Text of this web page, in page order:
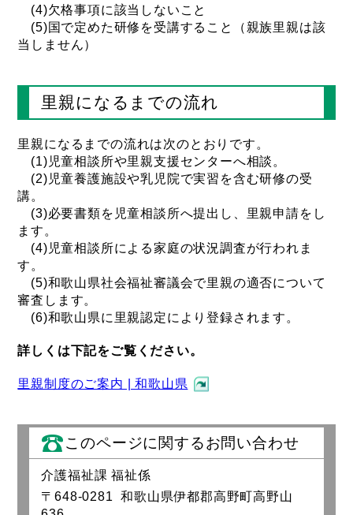
(4)欠格事項に該当しないこと
(5)国で定めた研修を受講すること（親族里親は該
当しません）
里親になるまでの流れ
里親になるまでの流れは次のとおりです。
(1)児童相談所や里親支援センターへ相談。
(2)児童養護施設や乳児院で実習を含む研修の受
講。
(3)必要書類を児童相談所へ提出し、里親申請をし
ます。
(4)児童相談所による家庭の状況調査が行われま
す。
(5)和歌山県社会福祉審議会で里親の適否について
審査します。
(6)和歌山県に里親認定により登録されます。
詳しくは下記をご覧ください。
里親制度のご案内 | 和歌山県
このページに関するお問い合わせ
介護福祉課 福祉係
〒648-0281 和歌山県伊都郡高野町高野山